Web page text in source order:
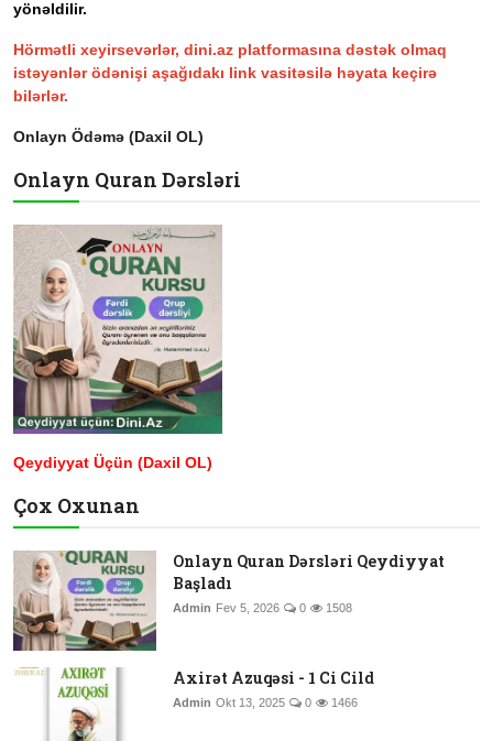
yönəldilir.
Hörmətli xeyirsevərlər, dini.az platformasına dəstək olmaq
istəyənlər ödənişi aşağıdakı link vasitəsilə həyata keçirə
bilərlər.
Onlayn Ödəmə (Daxil OL)
Onlayn Quran Dərsləri
Qeydiyyat Üçün (Daxil OL)
Çox Oxunan
Onlayn Quran Dərsləri Qeydiyyat
Başladı
Admin Fev 5, 2026 0 1508
Axirət Azuqəsi - 1 Ci Cild
Admin Okt 13, 2025 0 1466